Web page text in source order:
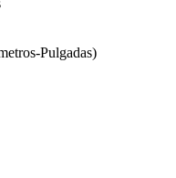
Pulgadas)